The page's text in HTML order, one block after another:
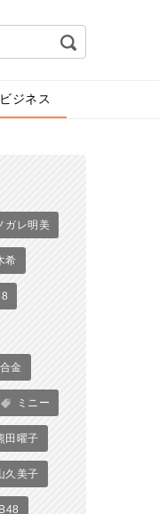
ビジネス
ガレ明美
希
金
ミニー
田曜子
久美子